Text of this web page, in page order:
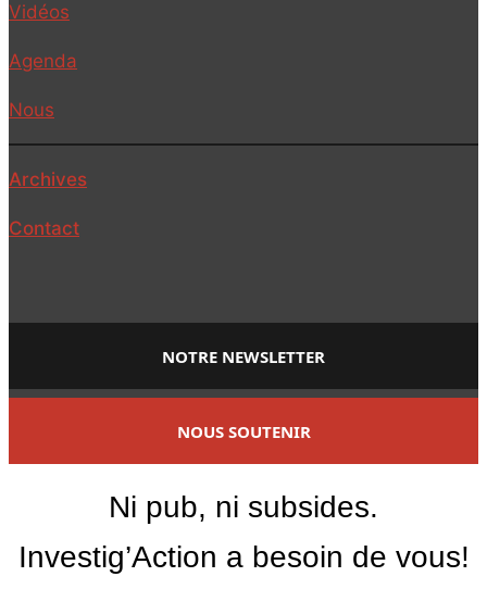
Vidéos
Agenda
Nous
Archives
Contact
NOTRE NEWSLETTER
NOUS SOUTENIR
Ni pub, ni subsides.
Investig’Action a besoin de vous!